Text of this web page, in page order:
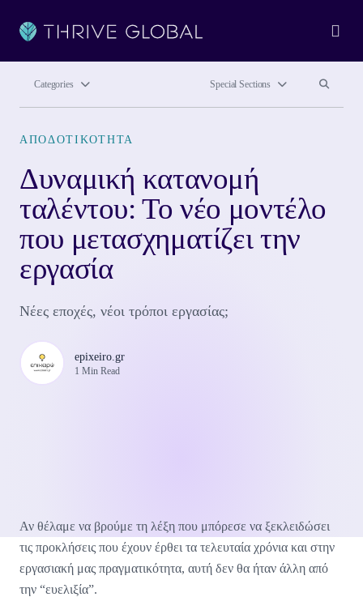
Categories Special Sections Search site
ΑΠΟΔΟΤΙΚΌΤΗΤΑ
Δυναμική κατανομή
ταλέντου: Το νέο μοντέλο
που μετασχηματίζει την
εργασία
Νέες εποχές, νέοι τρόποι εργασίας;
epixeiro.gr
1 Min Read
Αν θέλαμε να βρούμε τη λέξη που μπόρεσε να ξεκλειδώσει
τις προκλήσεις που έχουν έρθει τα τελευταία χρόνια και στην
εργασιακή μας πραγματικότητα, αυτή δεν θα ήταν άλλη από
την “ευελιξία”.